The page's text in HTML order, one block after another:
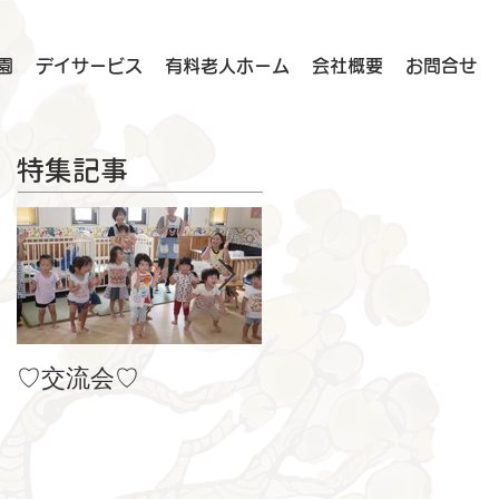
デイサービス 有料老人ホーム 会社概要 お問合せ
特集記事
♡交流会♡